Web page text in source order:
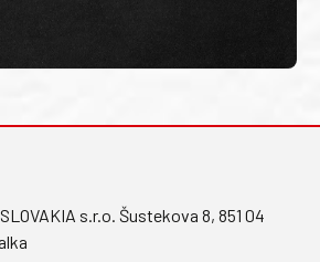
s.r.o. Šustekova 8, 851 04